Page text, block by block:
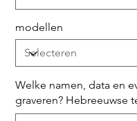
uitstraling krijgt.
verschillende
personalisatie nog
worden voor alleen
deksteen bedekt, of
deksteen bedekt. Dit
modellen
Welke namen, data en
graveren? Hebreeuwse